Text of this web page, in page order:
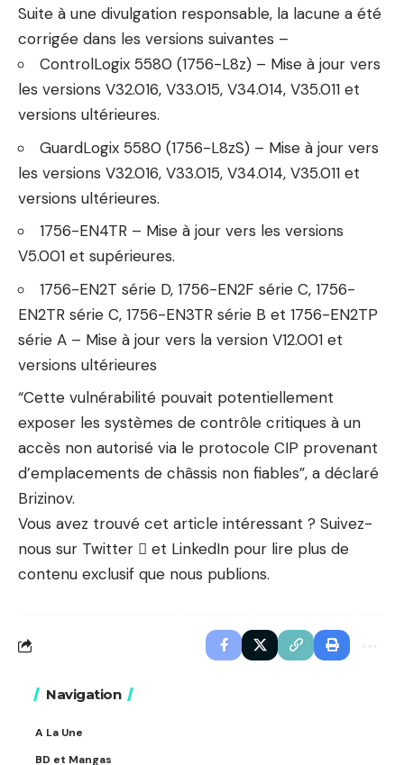
Suite à une divulgation responsable, la lacune a été
corrigée dans les versions suivantes –
ControlLogix 5580 (1756-L8z) – Mise à jour vers
les versions V32.016, V33.015, V34.014, V35.011 et
versions ultérieures.
GuardLogix 5580 (1756-L8zS) – Mise à jour vers
les versions V32.016, V33.015, V34.014, V35.011 et
versions ultérieures.
1756-EN4TR – Mise à jour vers les versions
V5.001 et supérieures.
1756-EN2T série D, 1756-EN2F série C, 1756-
EN2TR série C, 1756-EN3TR série B et 1756-EN2TP
série A – Mise à jour vers la version V12.001 et
versions ultérieures
“Cette vulnérabilité pouvait potentiellement
exposer les systèmes de contrôle critiques à un
accès non autorisé via le protocole CIP provenant
d’emplacements de châssis non fiables”, a déclaré
Brizinov.
Vous avez trouvé cet article intéressant ? Suivez-
nous sur Twitter  et LinkedIn pour lire plus de
contenu exclusif que nous publions.
Navigation
A La Une
BD et Mangas